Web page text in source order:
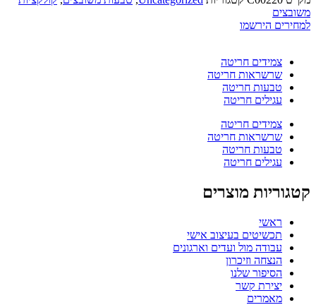
משובצים
למחירים הירשמו
צמידים חריטה
שרשראות חריטה
טבעות חריטה
עגילים חריטה
צמידים חריטה
שרשראות חריטה
טבעות חריטה
עגילים חריטה
קטגוריות מוצרים
ראשי
תכשיטים בעיצוב אישי
עבודה מול ועדים וארגונים
הנצחה וזיכרון
הסיפור שלנו
יצירת קשר
מאמרים